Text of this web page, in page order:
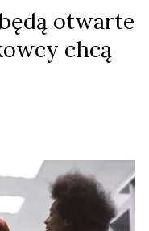
otwarte
chcą